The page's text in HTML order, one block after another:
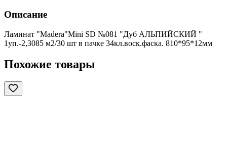
Описание
Ламинат "Madera"Mini SD №081 "Дуб АЛЬПИЙСКИЙ "
1уп.-2,3085 м2/30 шт в пачке 34кл.воск.фаска. 810*95*12мм
Похожие товары